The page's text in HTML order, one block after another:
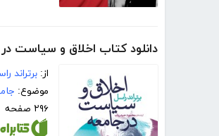
دانلود کتاب اخلاق و سیاست
از: برتراند
موضوع:
۲۹۶ صفحه